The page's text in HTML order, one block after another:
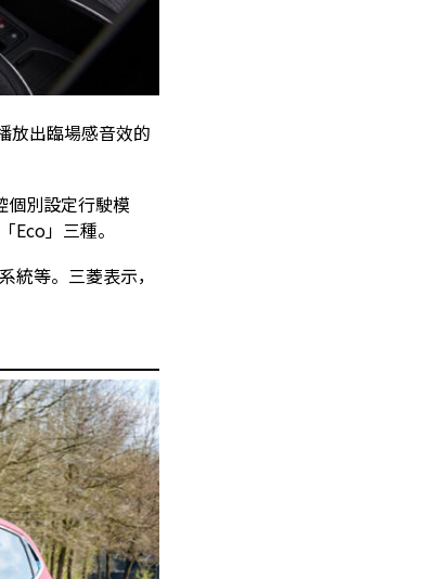
放出臨場感音效的
別設定行駛模
」三種。
等。三菱表示，